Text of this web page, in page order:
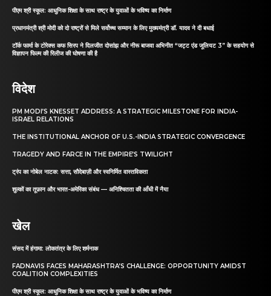
पीएम श्री स्कूल: आधुनिक शिक्षा के साथ राष्ट्र के युवाओं के भविष्य का निर्माण
प्रधानमंत्री श्री मोदी को दो राष्ट्रों से मिले सर्वोच्च सम्मान के लिए मुख्यमंत्री डॉ. यादव ने दी बधाई
टॉर्क फार्मा के टोरेक्स कफ सिरप ने दिलजीत दोसांझ और नीरू बाजवा अभिनीत “जट्ट एंड जूलियट 3” के सहयोग से
विज्ञापन फिल्म की रिलीज की घोषणा की है
विदेश
PM MODI’S KNESSET ADDRESS: A STRATEGIC MILESTONE FOR INDIA-
ISRAEL RELATIONS
THE INSTITUTIONAL ANCHOR OF U.S.-INDIA STRATEGIC CONVERGENCE
TRAGEDY AND FARCE IN THE EMPIRE’S TWILIGHT
ट्रंप का नोबेल नाटक: सत्ता, सौदेबाज़ी और स्वनिर्मित वास्तविकता
शुल्कों का तूफ़ान और भारत-अमेरिका संबंध — अनिश्चितता की आँधी में नैया
खेल
संसद में हंगामा: लोकतंत्र के लिए शर्मनाक
FADNAVIS FACES MAHARASHTRA’S CHALLENGE: OPPORTUNITY AMIDST
COALITION COMPLEXITIES
पीएम श्री स्कूल: आधुनिक शिक्षा के साथ राष्ट्र के युवाओं के भविष्य का निर्माण